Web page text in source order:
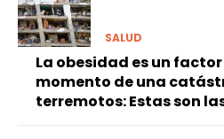
SALUD
La obesidad es un
momento de una
terremotos: Estas son